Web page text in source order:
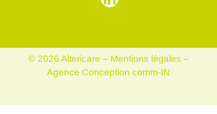
© 2026 Altericare – Mentions légales –
Agence Conception comm-IN